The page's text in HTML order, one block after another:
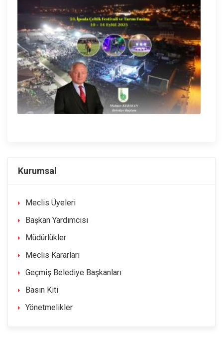
Kurumsal
Meclis Üyeleri
Başkan Yardımcısı
Müdürlükler
Meclis Kararları
Geçmiş Belediye Başkanları
Basın Kiti
Yönetmelikler